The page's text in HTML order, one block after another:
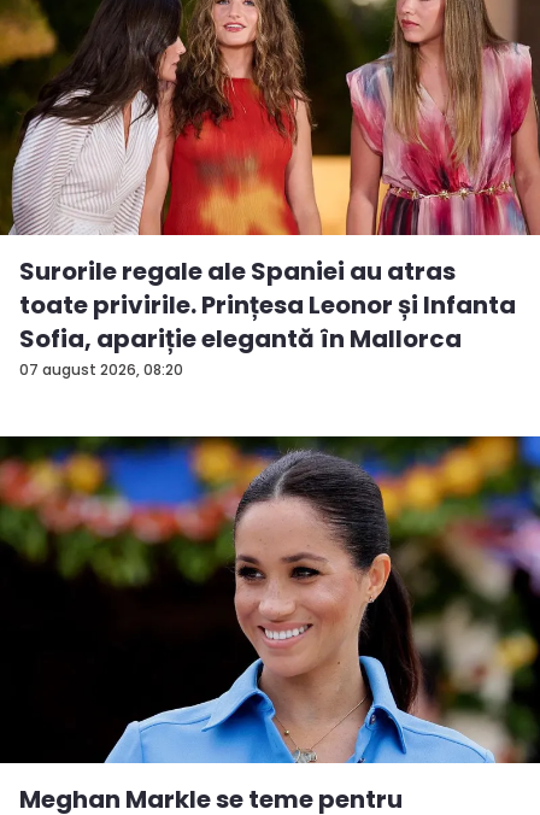
07 august 2026, 08:20
Surorile regale ale Spaniei au atras
toate privirile. Prințesa Leonor și Infanta
Sofia, apariție elegantă în Mallorca
Meghan Markle se teme pentru